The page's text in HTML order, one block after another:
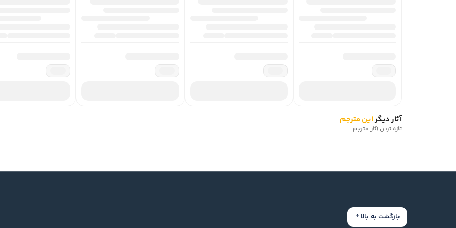
آثار دیگراین مترجم
تازه ترین آثار مترجم
بازگشت به بالا